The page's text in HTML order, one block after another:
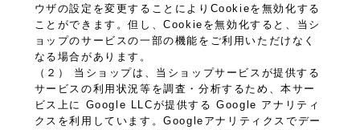
ウザの設定を変更することによりCookieを無効化する
ことができます。但し、Cookieを無効化すると、当シ
ョップのサービスの一部の機能をご利用いただけなく
なる場合があります。
（２） 当ショップは、当ショップサービスが提供する
サービスの利用状況等を調査・分析するため、本サー
ビス上に Google LLCが提供する Google アナリティ
クスを利用しています。Googleアナリティクスでデー